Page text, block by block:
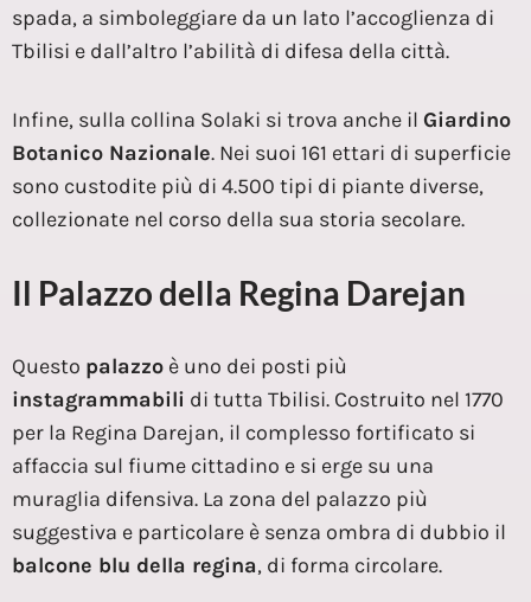
spada, a simboleggiare da un lato l’accoglienza di
Tbilisi e dall’altro l’abilità di difesa della città.
Infine, sulla collina Solaki si trova anche il Giardino
Botanico Nazionale. Nei suoi 161 ettari di superficie
sono custodite più di 4.500 tipi di piante diverse,
collezionate nel corso della sua storia secolare.
Il Palazzo della Regina Darejan
Questo palazzo è uno dei posti più
instagrammabili di tutta Tbilisi. Costruito nel 1770
per la Regina Darejan, il complesso fortificato si
affaccia sul fiume cittadino e si erge su una
muraglia difensiva. La zona del palazzo più
suggestiva e particolare è senza ombra di dubbio il
balcone blu della regina, di forma circolare.